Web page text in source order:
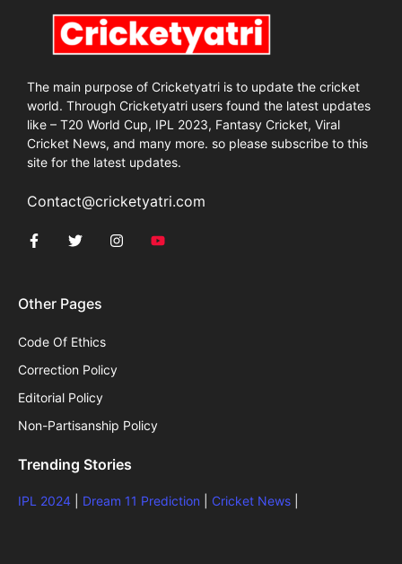
The main purpose of Cricketyatri is to update the cricket
world. Through Cricketyatri users found the latest updates
like – T20 World Cup, IPL 2023, Fantasy Cricket, Viral
Cricket News, and many more. so please subscribe to this
site for the latest updates.
Contact@cricketyatri.com
Other Pages
Code Of Ethics
Correction Policy
Editorial Policy
Non-Partisanship Policy
Trending Stories
IPL 2024 Dream 11 Prediction Cricket News